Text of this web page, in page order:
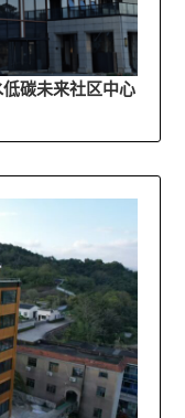
碳未来社区中心